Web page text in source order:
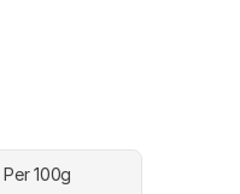
Per 100g